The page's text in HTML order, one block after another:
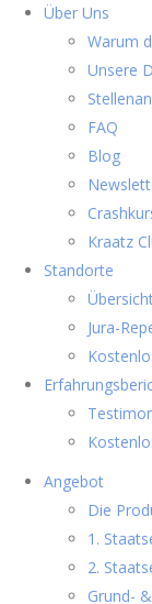
Über Uns
Warum
Unsere
FAQ
Blog
Kraatz
Standorte
Jura-
Angebot
Die
1.
2.
Grund-